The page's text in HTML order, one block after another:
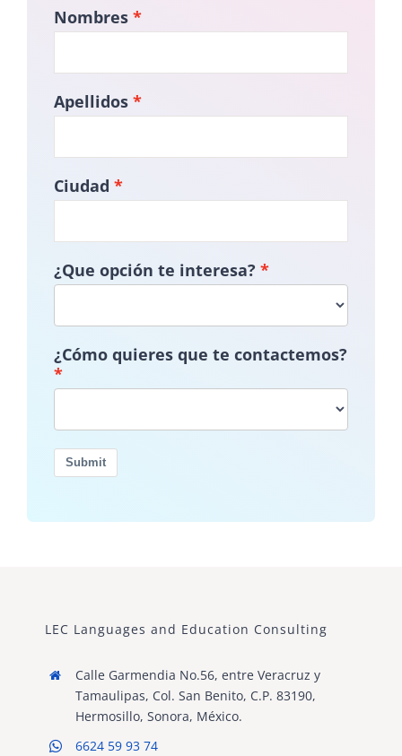
Nombres
Apellidos
Ciudad
¿Que opción te interesa?
¿Cómo quieres que te contactemos?
Submit
LEC Languages and Education Consulting
Calle Garmendia No.56, entre Veracruz y
Tamaulipas, Col. San Benito, C.P. 83190,
Hermosillo, Sonora, México.
6624 59 93 74